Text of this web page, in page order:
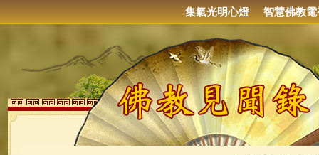
集氣光明心燈 智慧佛教電